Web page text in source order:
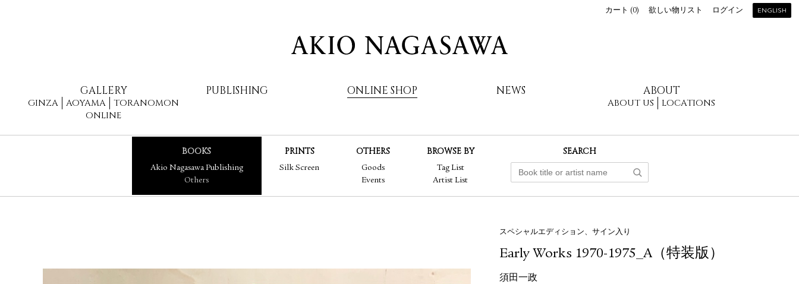
AKIO NAGASAWA
GALLERY
GINZA AOYAMA
TORANOMON
ONLINE
PUBLISHING ONLINE SHOP NEWS ABOUT
ABOUT US LOCATIONS
カート (0) 欲しい物リスト ログイン ENGLISH
BOOKS
Akio Nagasawa Publishing
Others
PRINTS
Silk Screen
OTHERS
Goods
Events
BROWSE BY
Tag List
Artist List
SEARCH
スペシャルエディション、サイン入り
Early Works 1970-1975_A（特装版）
須田一政